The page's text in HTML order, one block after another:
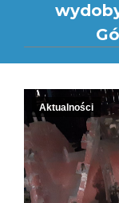
Aktualności